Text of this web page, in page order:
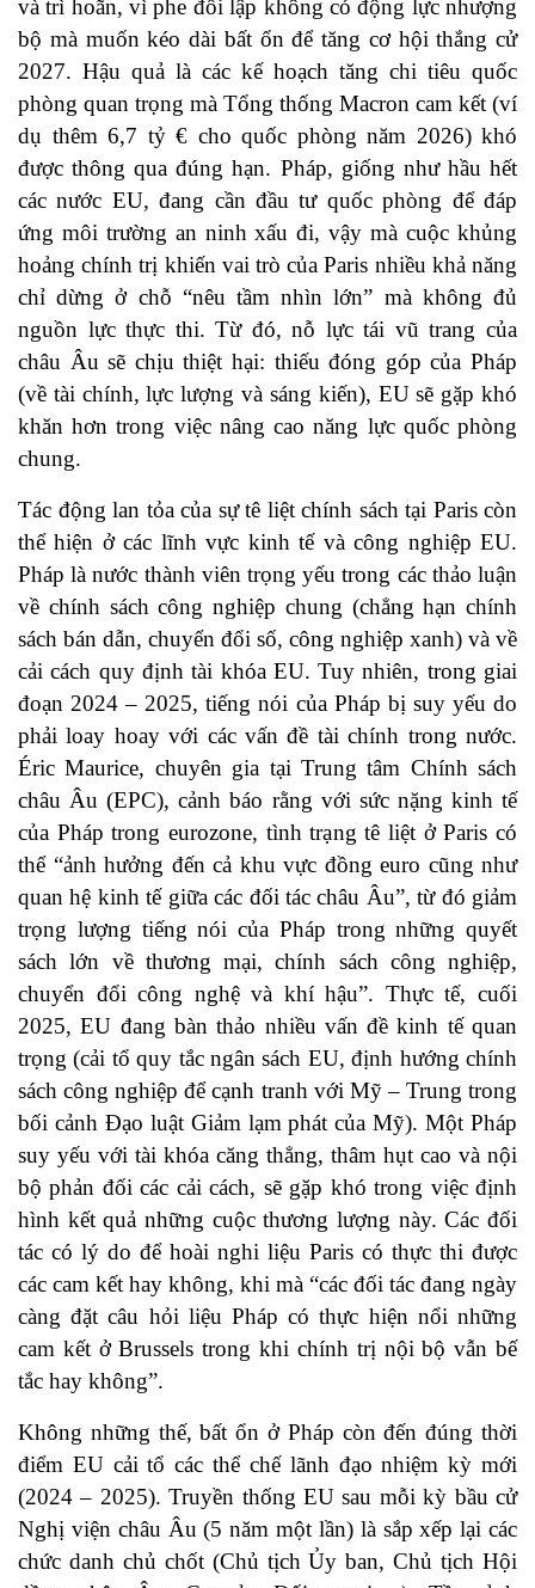
và trì hoãn, vì phe đối lập không có động lực nhượng
bộ mà muốn kéo dài bất ổn để tăng cơ hội thắng cử
2027. Hậu quả là các kế hoạch tăng chi tiêu quốc
phòng quan trọng mà Tổng thống Macron cam kết (ví
dụ thêm 6,7 tỷ € cho quốc phòng năm 2026) khó
được thông qua đúng hạn. Pháp, giống như hầu hết
các nước EU, đang cần đầu tư quốc phòng để đáp
ứng môi trường an ninh xấu đi, vậy mà cuộc khủng
hoảng chính trị khiến vai trò của Paris nhiều khả năng
chỉ dừng ở chỗ “nêu tầm nhìn lớn” mà không đủ
nguồn lực thực thi. Từ đó, nỗ lực tái vũ trang của
châu Âu sẽ chịu thiệt hại: thiếu đóng góp của Pháp
(về tài chính, lực lượng và sáng kiến), EU sẽ gặp khó
khăn hơn trong việc nâng cao năng lực quốc phòng
chung.
Tác động lan tỏa của sự tê liệt chính sách tại Paris còn
thể hiện ở các lĩnh vực kinh tế và công nghiệp EU.
Pháp là nước thành viên trọng yếu trong các thảo luận
về chính sách công nghiệp chung (chẳng hạn chính
sách bán dẫn, chuyển đổi số, công nghiệp xanh) và về
cải cách quy định tài khóa EU. Tuy nhiên, trong giai
đoạn 2024 – 2025, tiếng nói của Pháp bị suy yếu do
phải loay hoay với các vấn đề tài chính trong nước.
Éric Maurice, chuyên gia tại Trung tâm Chính sách
châu Âu (EPC), cảnh báo rằng với sức nặng kinh tế
của Pháp trong eurozone, tình trạng tê liệt ở Paris có
thể “ảnh hưởng đến cả khu vực đồng euro cũng như
quan hệ kinh tế giữa các đối tác châu Âu”, từ đó giảm
trọng lượng tiếng nói của Pháp trong những quyết
sách lớn về thương mại, chính sách công nghiệp,
chuyển đổi công nghệ và khí hậu”. Thực tế, cuối
2025, EU đang bàn thảo nhiều vấn đề kinh tế quan
trọng (cải tổ quy tắc ngân sách EU, định hướng chính
sách công nghiệp để cạnh tranh với Mỹ – Trung trong
bối cảnh Đạo luật Giảm lạm phát của Mỹ). Một Pháp
suy yếu với tài khóa căng thẳng, thâm hụt cao và nội
bộ phản đối các cải cách, sẽ gặp khó trong việc định
hình kết quả những cuộc thương lượng này. Các đối
tác có lý do để hoài nghi liệu Paris có thực thi được
các cam kết hay không, khi mà “các đối tác đang ngày
càng đặt câu hỏi liệu Pháp có thực hiện nổi những
cam kết ở Brussels trong khi chính trị nội bộ vẫn bế
tắc hay không”.
Không những thế, bất ổn ở Pháp còn đến đúng thời
điểm EU cải tổ các thể chế lãnh đạo nhiệm kỳ mới
(2024 – 2025). Truyền thống EU sau mỗi kỳ bầu cử
Nghị viện châu Âu (5 năm một lần) là sắp xếp lại các
chức danh chủ chốt (Chủ tịch Ủy ban, Chủ tịch Hội